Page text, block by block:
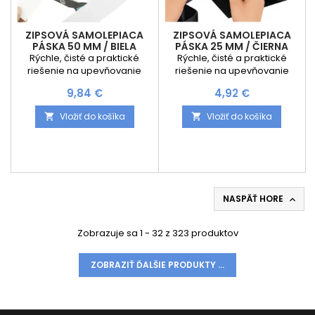
ZIPSOVÁ SAMOLEPIACA
PÁSKA 50 MM / BIELA
Rýchle, čisté a praktické
riešenie na upevňovanie
kancelárii aj dielni.
Samolepiaci suchý zips v
univerzálnej bielej farbe
poškodzovania povrchu.
Cena
9,84 €
 Vložiť do košíka
ZIPSOVÁ SAMOLEPIACA
PÁSKA 25 MM / ČIERNA
Rýchle, čisté a praktické
riešenie na upevňovanie
kancelárii aj dielni.
Samolepiaci suchý zips v
univerzálnej čiernej farbe
poškodzovania povrchu.
Hlavné výhody produktu: ✅
Silné samolepiace lepidlo –
pevne drží na plastových,
Cena
4,92 €
 Vložiť do košíka
NASPÄŤ HORE 
Zobrazuje sa 1 - 32 z 323 produktov
ZOBRAZIŤ ĎALŠIE PRODUKTY ...